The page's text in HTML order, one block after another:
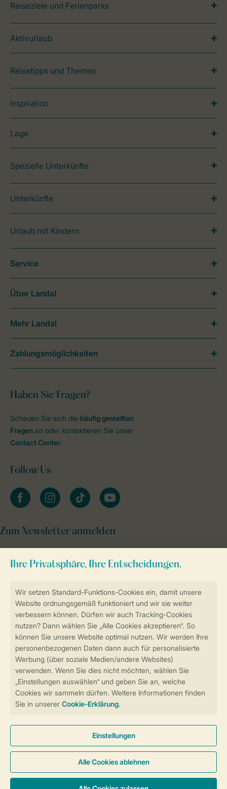
Sicherstellung Deiner Privatsphäre
Sicher und schnell zur Online-Buchung
Sichere Datenübertragung
Sicheres Bezahlen
Reiseziele und Ferienparks
Aktivurlaub
Reisetipps und Themen
Inspiration
Lage
Spezielle Unterkünfte
Unterkünfte
Urlaub mit Kindern
Haben Sie Fragen?
Schauen Sie sich die häufig gestellten
Fragen an oder kontaktieren Sie unser
Contact Center.
Follow Us
facebookinstagramtiktok youtube
Zum Newsletter anmelden
Service
Über Landal
Mehr Landal
Zahlungsmöglichkeiten
Cookies und Banner
Barrierefreiheit
© 2026 Landal GreenParks GmbH